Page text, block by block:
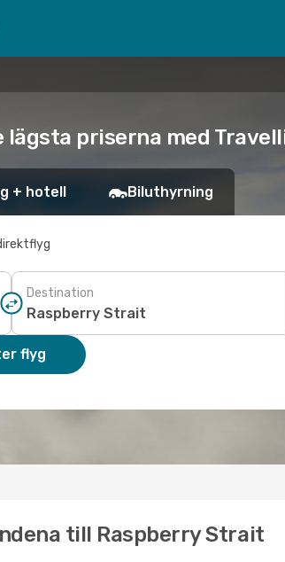
priserna med
+ hotell Biluthyrning
Destination
flyg
till Raspberry Strait